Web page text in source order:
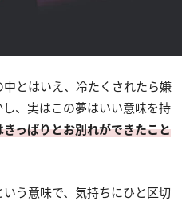
とはいえ、冷たくされたら嫌
、実はこの夢はいい意味を持
っぱりとお別れができたこと
う意味で、気持ちにひと区切